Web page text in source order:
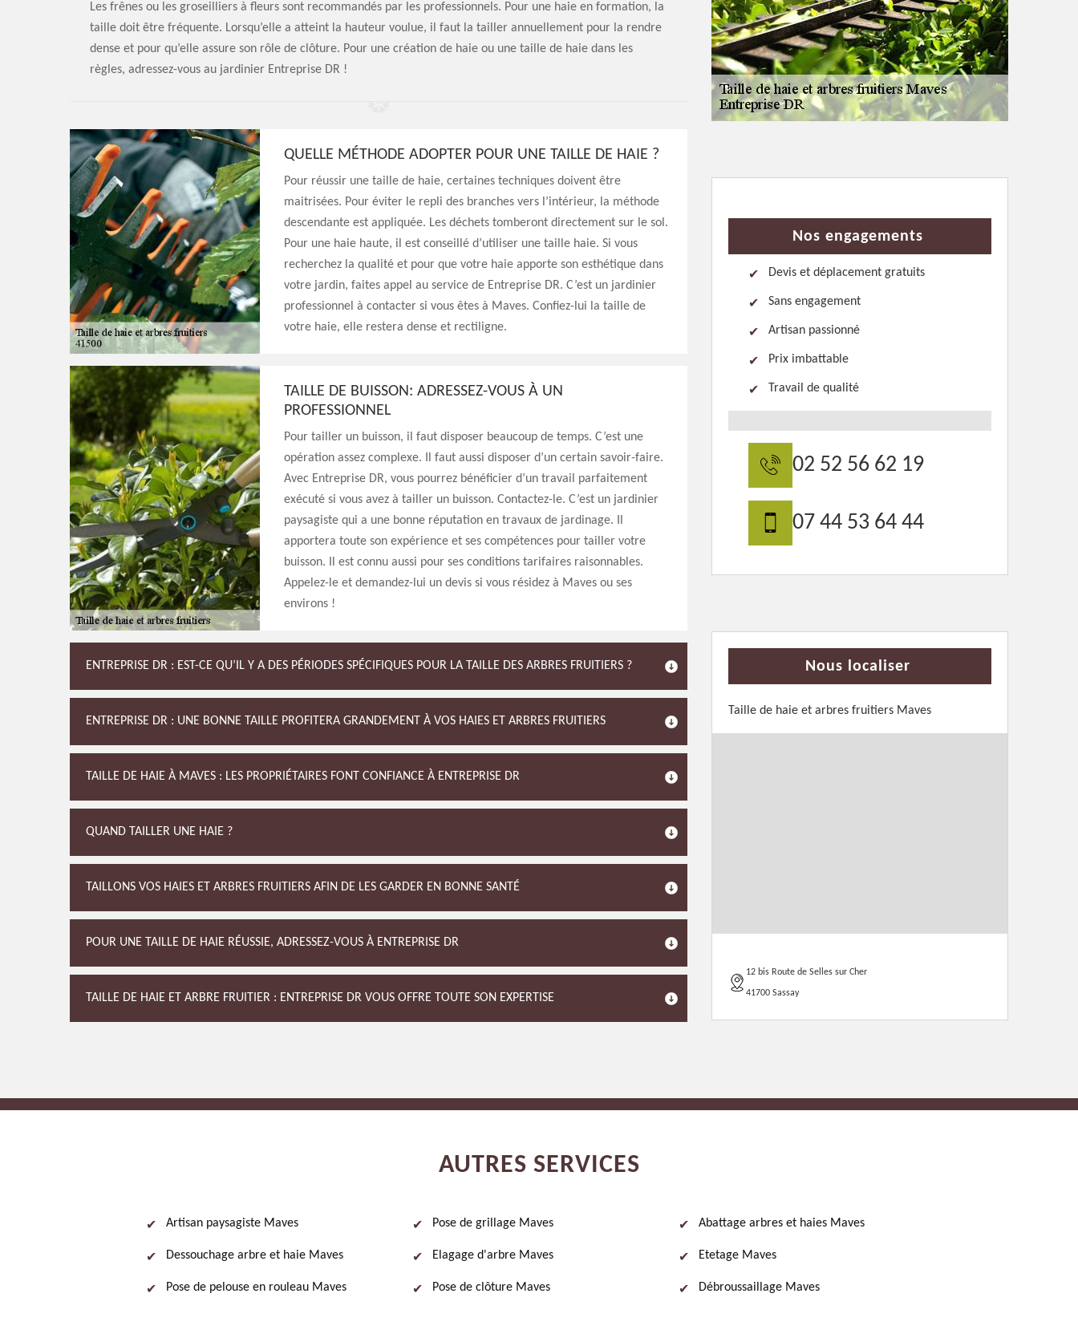
Les frênes ou les groseilliers à fleurs sont recommandés par les professionnels. Pour une haie en formation, la
taille doit être fréquente. Lorsqu’elle a atteint la hauteur voulue, il faut la tailler annuellement pour la rendre
dense et pour qu’elle assure son rôle de clôture. Pour une création de haie ou une taille de haie dans les
règles, adressez-vous au jardinier Entreprise DR !
QUELLE MÉTHODE ADOPTER POUR UNE TAILLE DE HAIE ?
Pour réussir une taille de haie, certaines techniques doivent être
maitrisées. Pour éviter le repli des branches vers l’intérieur, la méthode
descendante est appliquée. Les déchets tomberont directement sur le sol.
Pour une haie haute, il est conseillé d’utiliser une taille haie. Si vous
recherchez la qualité et pour que votre haie apporte son esthétique dans
votre jardin, faites appel au service de Entreprise DR. C’est un jardinier
professionnel à contacter si vous êtes à Maves. Confiez-lui la taille de
votre haie, elle restera dense et rectiligne.
TAILLE DE BUISSON: ADRESSEZ-VOUS À UN
PROFESSIONNEL
Pour tailler un buisson, il faut disposer beaucoup de temps. C’est une
opération assez complexe. Il faut aussi disposer d’un certain savoir-faire.
Avec Entreprise DR, vous pourrez bénéficier d’un travail parfaitement
exécuté si vous avez à tailler un buisson. Contactez-le. C’est un jardinier
paysagiste qui a une bonne réputation en travaux de jardinage. Il
apportera toute son expérience et ses compétences pour tailler votre
buisson. Il est connu aussi pour ses conditions tarifaires raisonnables.
Appelez-le et demandez-lui un devis si vous résidez à Maves ou ses
environs !
ENTREPRISE DR : EST-CE QU’IL Y A DES PÉRIODES SPÉCIFIQUES POUR LA TAILLE DES ARBRES FRUITIERS ?
ENTREPRISE DR : UNE BONNE TAILLE PROFITERA GRANDEMENT À VOS HAIES ET ARBRES FRUITIERS
TAILLE DE HAIE À MAVES : LES PROPRIÉTAIRES FONT CONFIANCE À ENTREPRISE DR
QUAND TAILLER UNE HAIE ?
TAILLONS VOS HAIES ET ARBRES FRUITIERS AFIN DE LES GARDER EN BONNE SANTÉ
POUR UNE TAILLE DE HAIE RÉUSSIE, ADRESSEZ-VOUS À ENTREPRISE DR
TAILLE DE HAIE ET ARBRE FRUITIER : ENTREPRISE DR VOUS OFFRE TOUTE SON EXPERTISE
Nos engagements
Devis et déplacement gratuits
Sans engagement
Artisan passionné
Prix imbattable
Travail de qualité
02 52 56 62 19
07 44 53 64 44
Nous localiser
Taille de haie et arbres fruitiers Maves
12 bis Route de Selles sur Cher
41700 Sassay
AUTRES SERVICES
Artisan paysagiste Maves
Dessouchage arbre et haie Maves
Pose de pelouse en rouleau Maves
Pose de grillage Maves
Elagage d'arbre Maves
Pose de clôture Maves
Abattage arbres et haies Maves
Etetage Maves
Débroussaillage Maves